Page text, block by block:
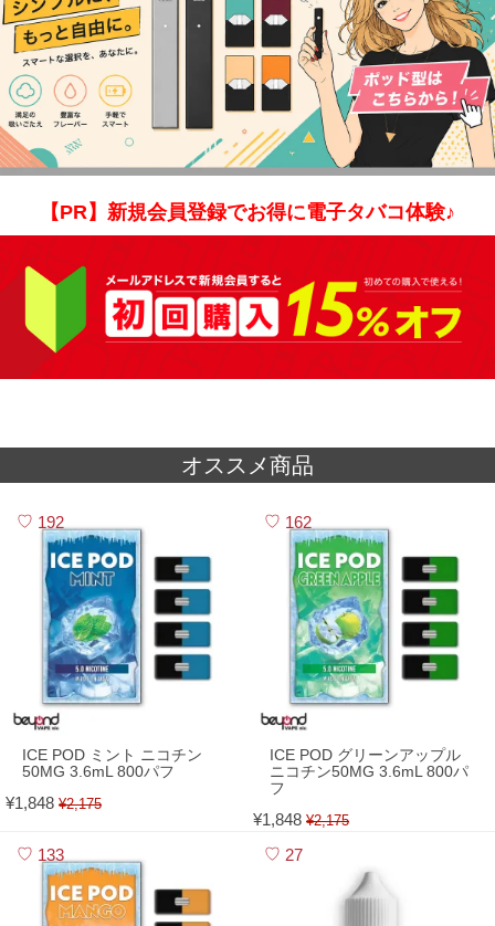
【PR】新規会員登録でお得に電子タバコ体験♪
オススメ商品
192
ICE POD ミント ニコチン
50MG 3.6mL 800パフ
¥1,848 ¥2,175
162
ICE POD グリーンアップル
ニコチン50MG 3.6mL 800パ
フ
¥1,848 ¥2,175
133 27